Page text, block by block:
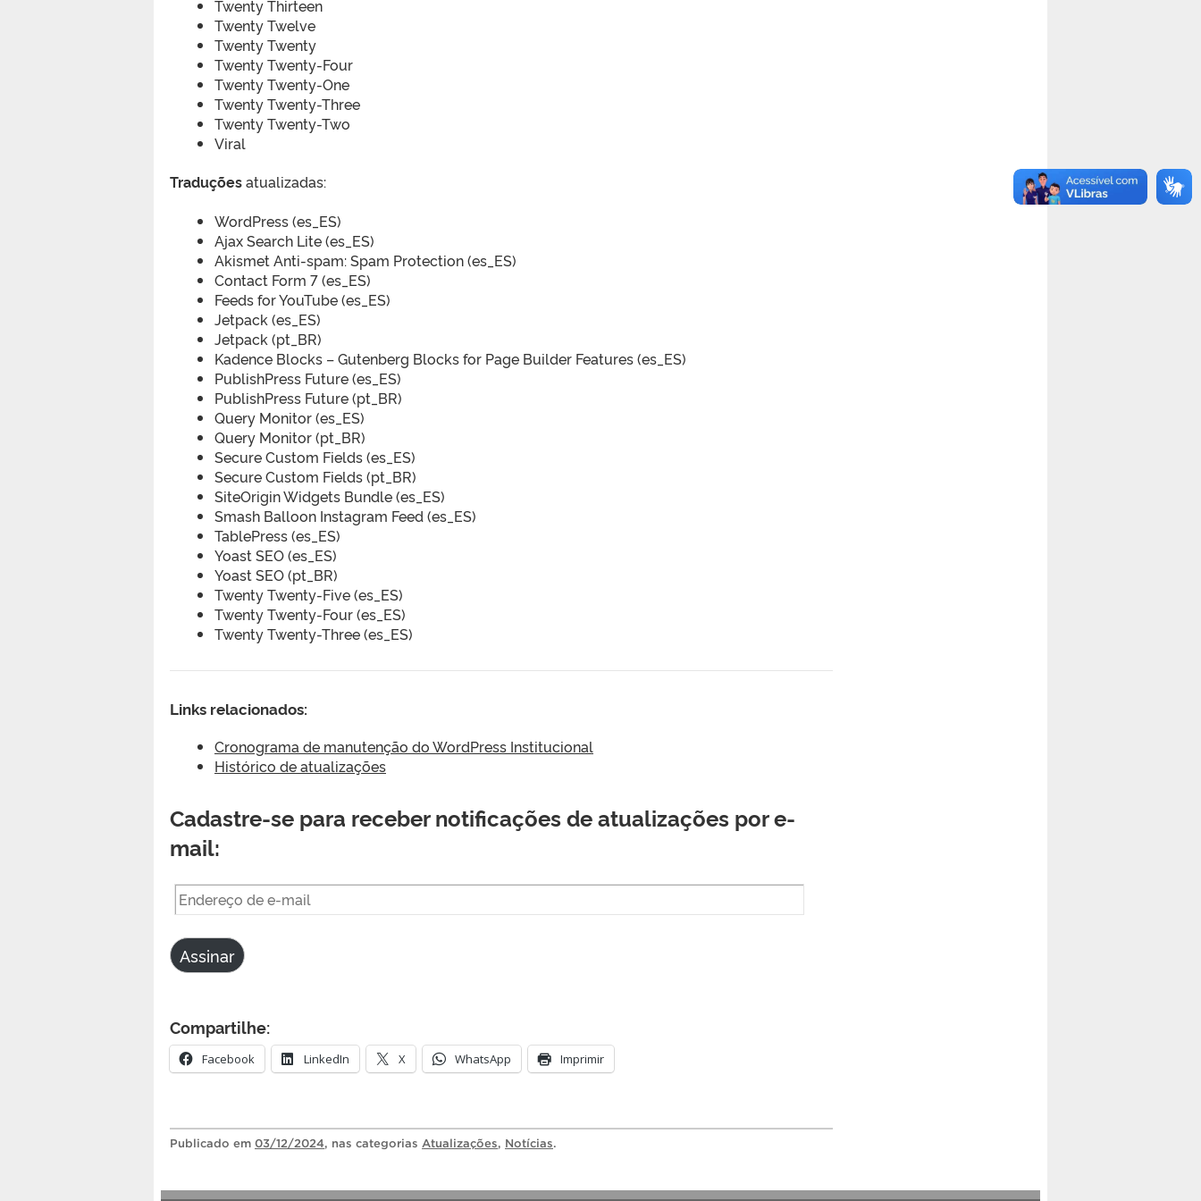
Twenty Thirteen
Twenty Twelve
Twenty Twenty
Twenty Twenty-Four
Twenty Twenty-One
Twenty Twenty-Three
Twenty Twenty-Two
Viral
Traduçõesatualizadas:
WordPress (es_ES)
Ajax Search Lite (es_ES)
Akismet Anti-spam: Spam Protection (es_ES)
Contact Form 7 (es_ES)
Feeds for YouTube (es_ES)
Jetpack (es_ES)
Jetpack (pt_BR)
Kadence Blocks – Gutenberg Blocks for Page Builder Features (es_ES)
PublishPress Future (es_ES)
PublishPress Future (pt_BR)
Query Monitor (es_ES)
Query Monitor (pt_BR)
Secure Custom Fields (es_ES)
Secure Custom Fields (pt_BR)
SiteOrigin Widgets Bundle (es_ES)
Smash Balloon Instagram Feed (es_ES)
TablePress (es_ES)
Yoast SEO (es_ES)
Yoast SEO (pt_BR)
Twenty Twenty-Five (es_ES)
Twenty Twenty-Four (es_ES)
Twenty Twenty-Three (es_ES)
Links relacionados:
Cronograma de manutenção do WordPress Institucional
Histórico de atualizações
Cadastre-se para receber notificações de atualizações por e-
mail:
Endereço
de
e-
mail
Assinar
Compartilhe:
Facebook LinkedIn X WhatsApp Imprimir
Publicado em 03/12/2024, nas categorias Atualizações, Notícias.